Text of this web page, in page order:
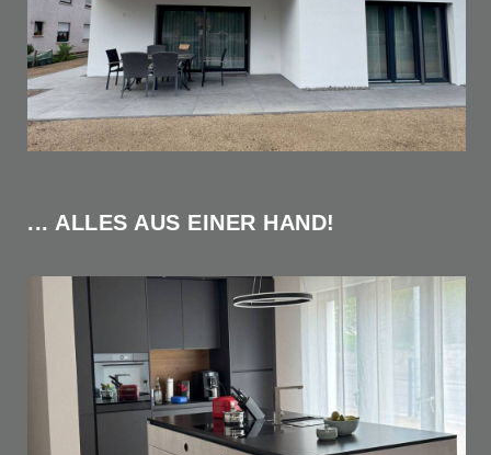
... ALLES AUS EINER HAND!